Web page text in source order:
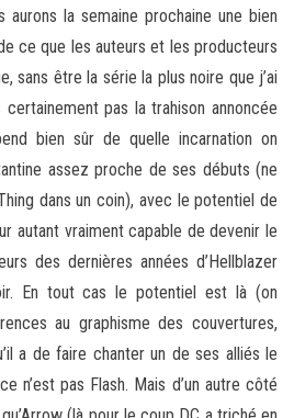
la semaine prochaine une bien
ce que les auteurs et les producteurs
sans être la série la plus noire que j’ai
pas la trahison annoncée
bien sûr de quelle incarnation on
assez proche de ses débuts (ne
dans un coin), avec le potentiel de
autant vraiment capable de devenir le
des dernières années d’Hellblazer
En tout cas le potentiel est là (on
au graphisme des couvertures,
a de faire chanter un de ses alliés le
n’est pas Flash. Mais d’un autre côté